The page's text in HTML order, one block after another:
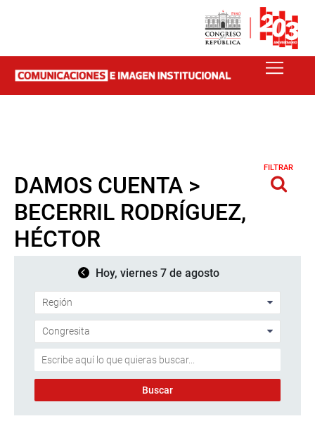
DAMOS CUENTA >
BECERRIL RODRÍGUEZ,
HÉCTOR
FILTRAR
Hoy, viernes 7 de agosto